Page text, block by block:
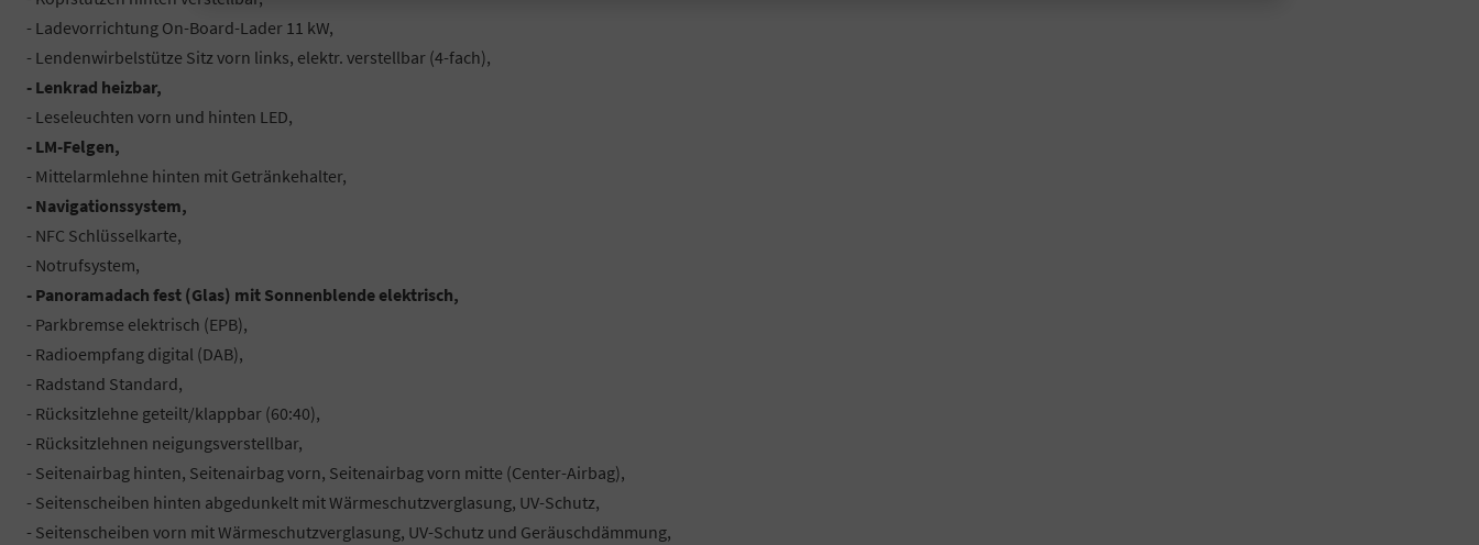
- Ladevorrichtung On-Board-Lader 11 kW,
- Lendenwirbelstütze Sitz vorn links, elektr. verstellbar (4-fach),
- Lenkrad heizbar,
- Leseleuchten vorn und hinten LED,
- LM-Felgen,
- Mittelarmlehne hinten mit Getränkehalter,
- Navigationssystem,
- NFC Schlüsselkarte,
- Notrufsystem,
- Panoramadach fest (Glas) mit Sonnenblende elektrisch,
- Parkbremse elektrisch (EPB),
- Radioempfang digital (DAB),
- Radstand Standard,
- Rücksitzlehne geteilt/klappbar (60:40),
- Rücksitzlehnen neigungsverstellbar,
- Seitenairbag hinten, Seitenairbag vorn, Seitenairbag vorn mitte (Center-Airbag),
- Seitenscheiben hinten abgedunkelt mit Wärmeschutzverglasung, UV-Schutz,
- Seitenscheiben vorn mit Wärmeschutzverglasung, UV-Schutz und Geräuschdämmung,